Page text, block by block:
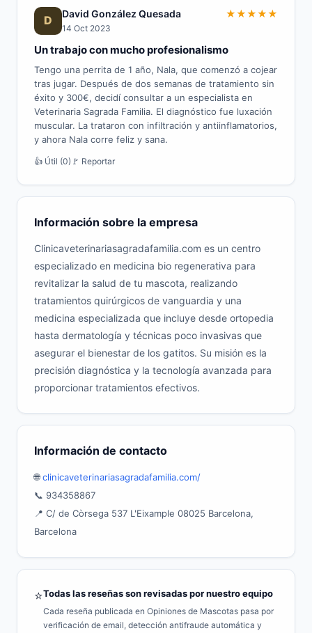
D David González Quesada
14 Oct 2023
★★★★★
Un trabajo con mucho profesionalismo
Tengo una perrita de 1 año, Nala, que comenzó a cojear
tras jugar. Después de dos semanas de tratamiento sin
éxito y 300€, decidí consultar a un especialista en
Veterinaria Sagrada Familia. El diagnóstico fue luxación
muscular. La trataron con infiltración y antiinflamatorios,
y ahora Nala corre feliz y sana.
👍 Útil (0) 🚩 Reportar
Información sobre la empresa
Clinicaveterinariasagradafamilia.com es un centro
especializado en medicina bio regenerativa para
revitalizar la salud de tu mascota, realizando
tratamientos quirúrgicos de vanguardia y una
medicina especializada que incluye desde ortopedia
hasta dermatología y técnicas poco invasivas que
asegurar el bienestar de los gatitos. Su misión es la
precisión diagnóstica y la tecnología avanzada para
proporcionar tratamientos efectivos.
Información de contacto
🌐clinicaveterinariasagradafamilia.com/
📞 934358867
📍 C/ de Còrsega 537 L'Eixample 08025 Barcelona,
Barcelona
⭐Todas las reseñas son revisadas por nuestro equipo
Cada reseña publicada en Opiniones de Mascotas pasa por
verificación de email, detección antifraude automática y